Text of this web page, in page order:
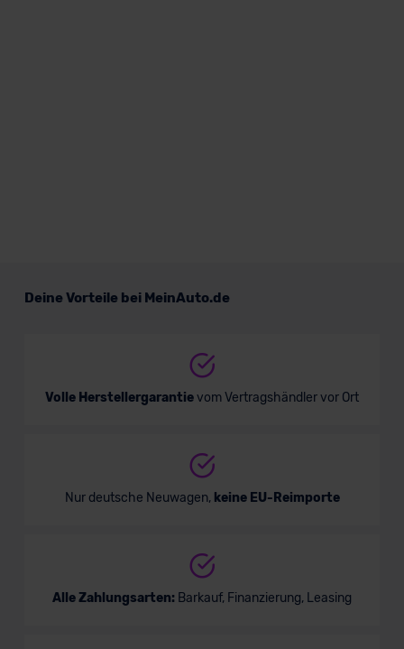
Deine Vorteile bei MeinAuto.de
Volle Herstellergarantievom Vertragshändler vor Ort
Nur deutsche Neuwagen, keine EU-Reimporte
Alle Zahlungsarten: Barkauf, Finanzierung, Leasing